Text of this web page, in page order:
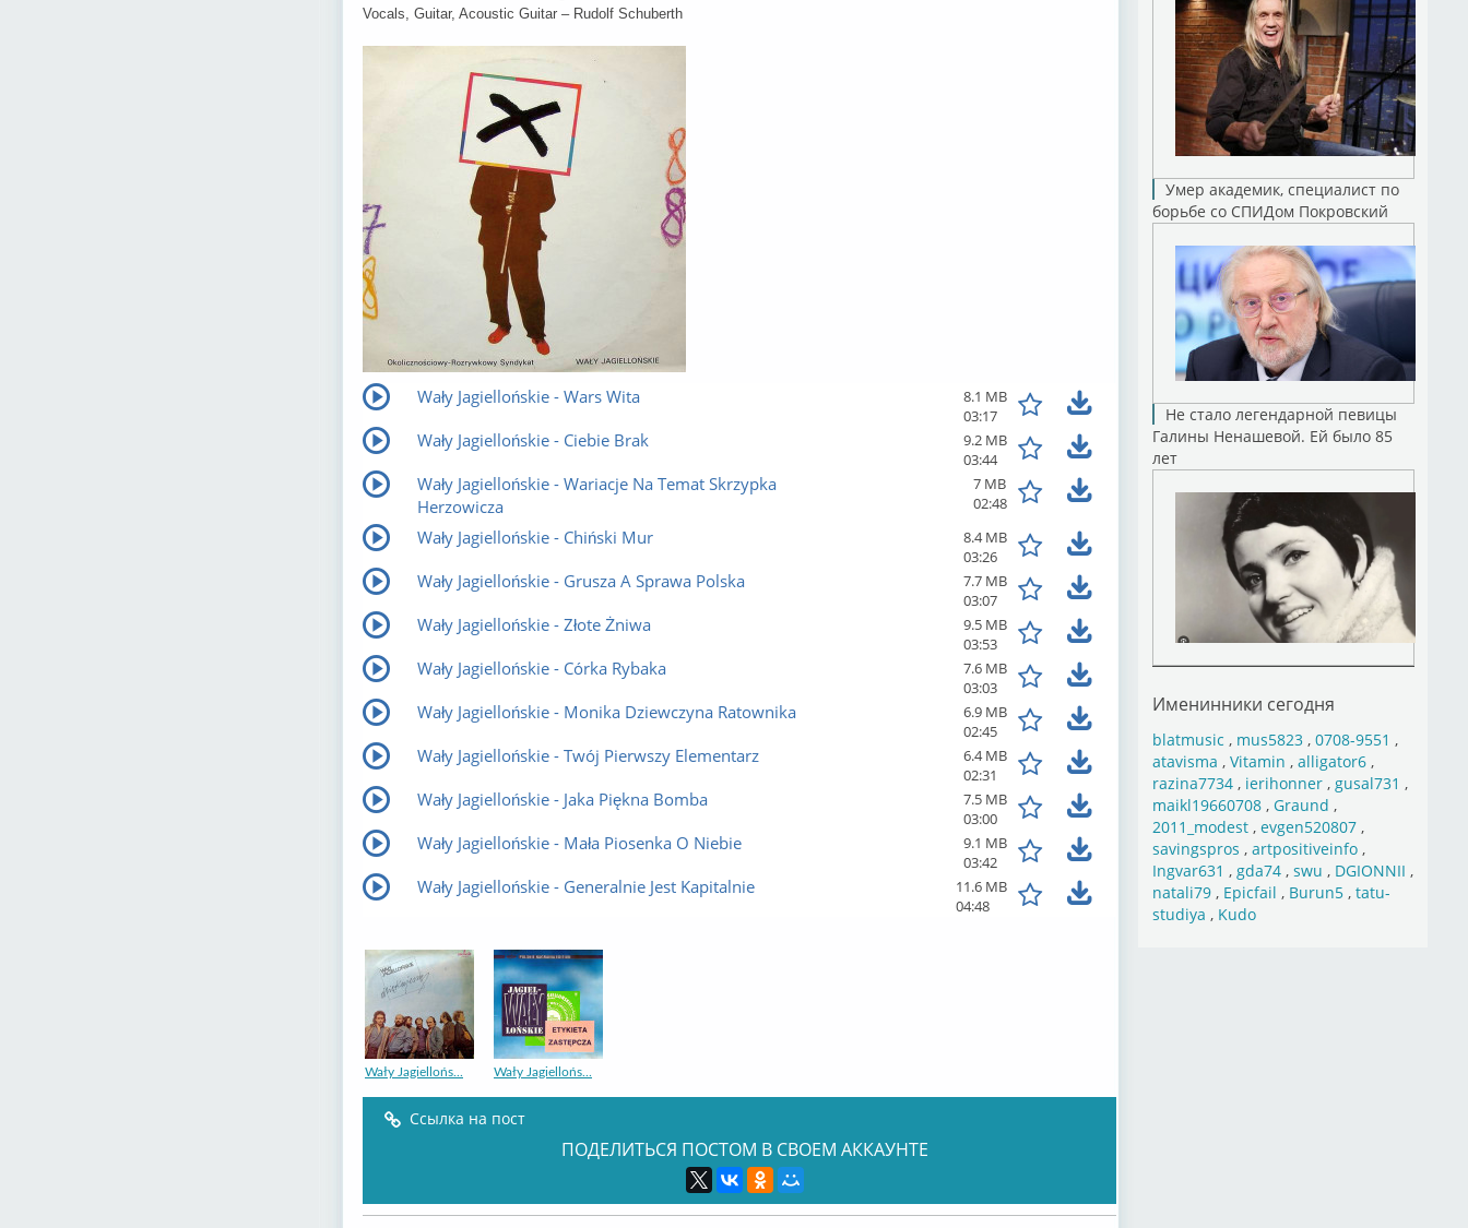
Vocals, Guitar, Acoustic Guitar – Rudolf Schuberth
Wały Jagiellońskie - Wars Wita
8.1 MB
03:17
Wały Jagiellońskie - Ciebie Brak
9.2 MB
03:44
Wały Jagiellońskie - Wariacje Na Temat Skrzypka
Herzowicza
7 MB
02:48
Wały Jagiellońskie - Chiński Mur
8.4 MB
03:26
Wały Jagiellońskie - Grusza A Sprawa Polska
7.7 MB
03:07
Wały Jagiellońskie - Złote Żniwa
9.5 MB
03:53
Wały Jagiellońskie - Córka Rybaka
7.6 MB
03:03
Wały Jagiellońskie - Monika Dziewczyna Ratownika
6.9 MB
02:45
Wały Jagiellońskie - Twój Pierwszy Elementarz
6.4 MB
02:31
Wały Jagiellońskie - Jaka Piękna Bomba
7.5 MB
03:00
Wały Jagiellońskie - Mała Piosenka O Niebie
9.1 MB
03:42
Wały Jagiellońskie - Generalnie Jest Kapitalnie
11.6 MB
04:48
Wały Jagiellońs... Wały Jagiellońs...
Ссылка на пост
ПОДЕЛИТЬСЯ ПОСТОМ В СВОЕМ АККАУНТЕ
Умер академик, специалист по
борьбе со СПИДом Покровский
Не стало легендарной певицы
Галины Ненашевой. Ей было 85
лет
Именинники сегодня
blatmusic , mus5823, 0708-9551 ,
atavisma , Vitamin , alligator6,
razina7734, ierihonner, gusal731 ,
maikl19660708, Graund ,
2011_modest, evgen520807,
savingspros , artpositiveinfo,
Ingvar631 , gda74, swu , DGIONNII ,
natali79, Epicfail , Burun5, tatu-
studiya , Kudo